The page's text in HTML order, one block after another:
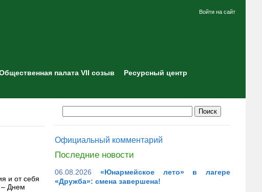
Войти на сайт
палата VII созыв
Ресурсный центр
и от себя
Днем
Официальный комментарий
Последние новости
06.08.2026
«Юнармейское лето» в лагере
«Дружба»: смена завершена!